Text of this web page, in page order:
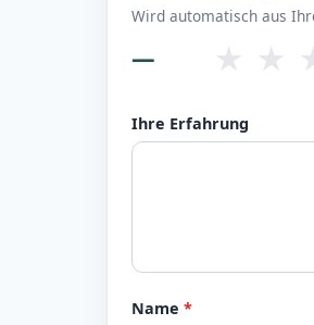
Wird automatisch aus
— ★ ★
Ihre Erfahrung
Name *